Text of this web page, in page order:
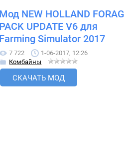
Мод NEW HOLLAND
PACK UPDATE V6 для
Farming Simulator 2017
7 722
1-06-2017, 12:26
Комбайны
СКАЧАТЬ МОД